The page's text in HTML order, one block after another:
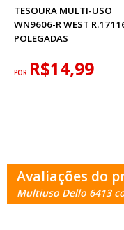
TESOURA MULTI-USO
WN9606-R WEST
POLEGADAS
POR R$14,99
Avaliações do
Multiuso Dello 6413